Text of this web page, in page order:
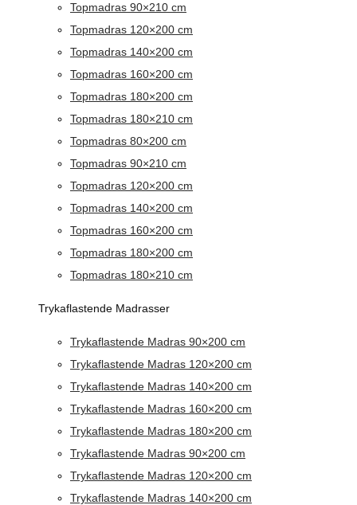
Topmadras 90×210 cm
Topmadras 120×200 cm
Topmadras 140×200 cm
Topmadras 160×200 cm
Topmadras 180×200 cm
Topmadras 180×210 cm
Topmadras 80×200 cm
Topmadras 90×210 cm
Topmadras 120×200 cm
Topmadras 140×200 cm
Topmadras 160×200 cm
Topmadras 180×200 cm
Topmadras 180×210 cm
Trykaflastende Madrasser
Trykaflastende Madras 90×200 cm
Trykaflastende Madras 120×200 cm
Trykaflastende Madras 140×200 cm
Trykaflastende Madras 160×200 cm
Trykaflastende Madras 180×200 cm
Trykaflastende Madras 90×200 cm
Trykaflastende Madras 120×200 cm
Trykaflastende Madras 140×200 cm